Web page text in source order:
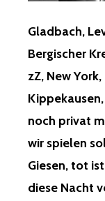
Z, K
G
UR N
A
NUR
DAS
Gladbach,
Bergischer
zZ, New
noch privat
wir spielen
Giesen, tot
diese Nacht